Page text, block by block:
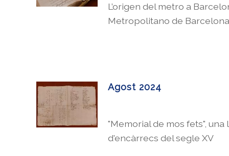
L’origen del metro a
Metropolitano de
Agost 2024
"Memorial de mos fets", una
d'encàrrecs del segle XV